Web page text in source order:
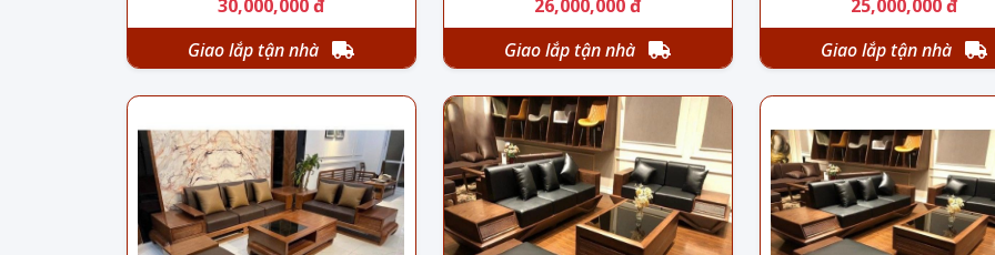
30,000,000 đ
Giao lắp tận nhà
26,000,000 đ
Giao lắp tận nhà
25,000,000 đ
Giao lắp tận nhà